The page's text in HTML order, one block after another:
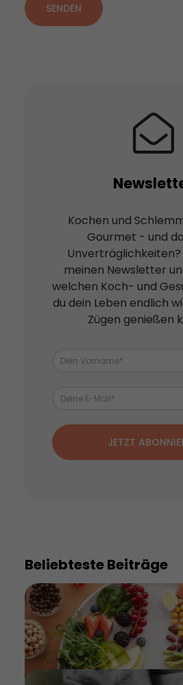
SENDEN
Kochen und
Gourmet - und
meinen Newsletter
welchen Koch- und
du dein Leben endlich
Zügen genießen
JETZT
Beliebteste Beiträge